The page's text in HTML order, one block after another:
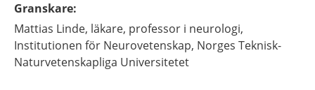
Granskare:
Mattias Linde, läkare, professor i neurologi,
Institutionen för Neurovetenskap, Norges Teknisk-
Naturvetenskapliga Universitetet